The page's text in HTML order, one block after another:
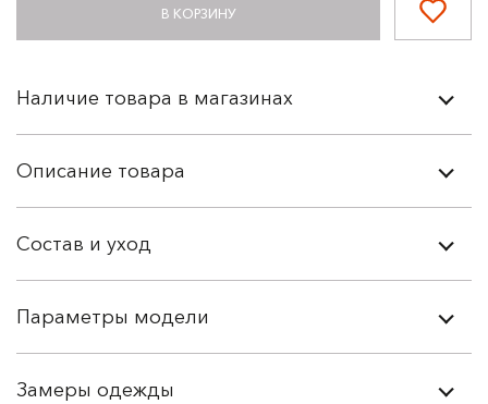
В КОРЗИНУ
Наличие товара в магазинах
Описание товара
Состав и уход
Параметры модели
Замеры одежды